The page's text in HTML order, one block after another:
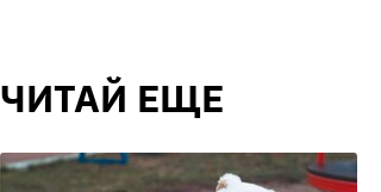
ЧИТАЙ ЕЩЕ